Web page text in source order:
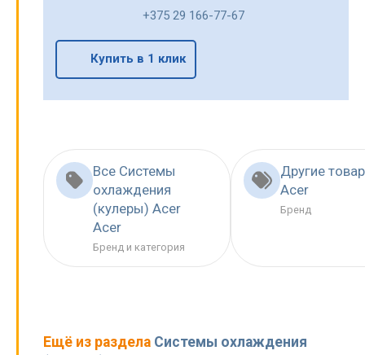
+375 29 166-77-67
Купить в 1 клик
Все Системы
охлаждения
(кулеры) Acer
Acer
Бренд и категория
Другие
Acer
Бренд
Ещё из раздела Системы охлаждения